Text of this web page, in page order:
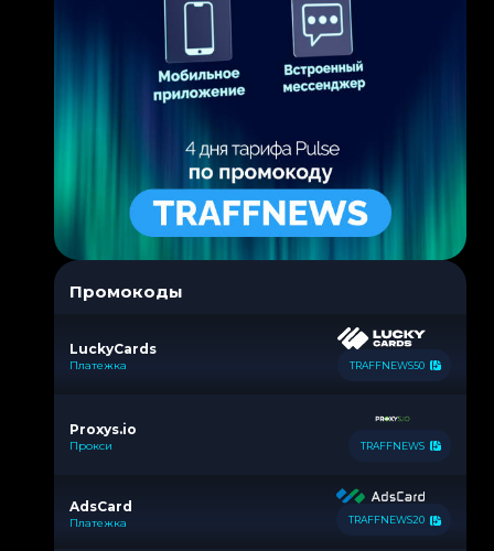
Промокоды
LuckyCards
Платежка TRAFFNEWS50
Proxys.io
Прокси TRAFFNEWS
AdsCard
Платежка TRAFFNEWS20